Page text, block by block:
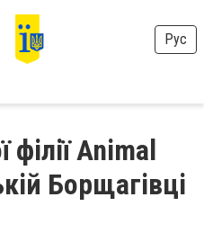
Рус
філії Animal
Борщагівці